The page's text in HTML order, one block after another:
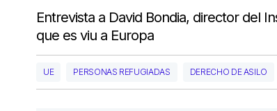
Entrevista a David Bondia, director del
que es viu a Europa
UE PERSONAS REFUGIADAS DERECHO DE ASILO